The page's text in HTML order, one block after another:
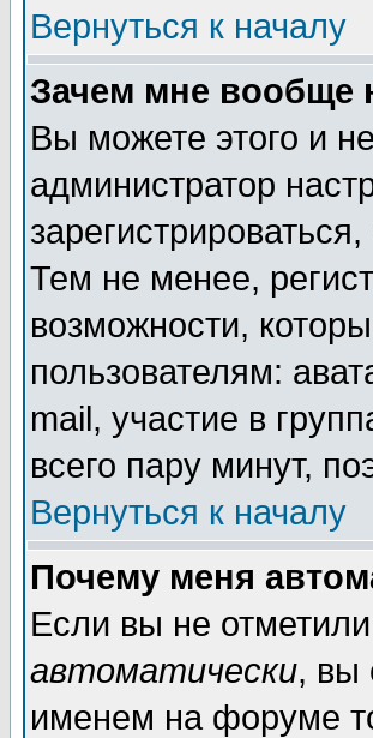
Вернуться к началу
Зачем мне вообще
Вы можете этого и
администратор
Тем не менее,
возможности,
пользователям:
mail, участие в
всего пару минут,
Вернуться к началу
Почему меня
Если вы не
автоматически, вы
именем на форуме